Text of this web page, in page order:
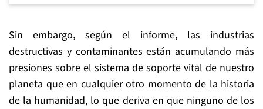
Sin embargo, según el informe, las industrias
destructivas y contaminantes están acumulando más
presiones sobre el sistema de soporte vital de nuestro
planeta que en cualquier otro momento de la historia
de la humanidad, lo que deriva en que ninguno de los